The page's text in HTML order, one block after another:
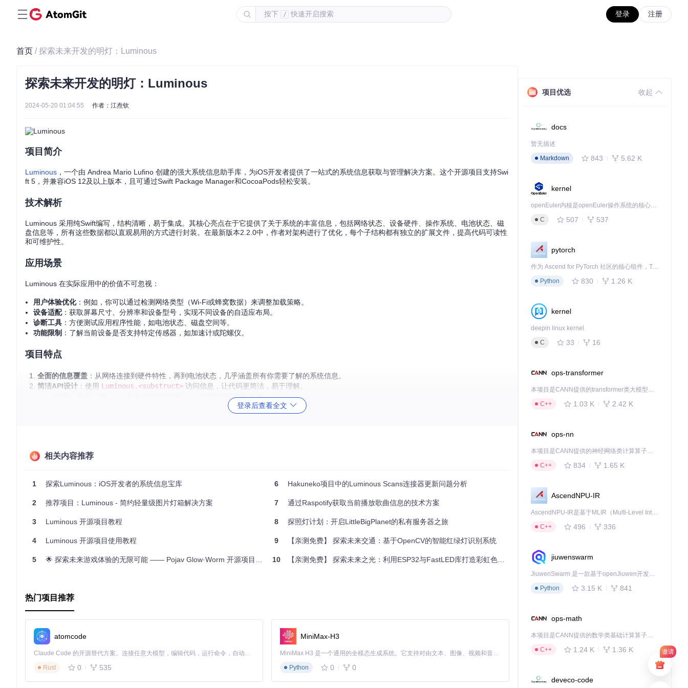
按下 / 快速开启搜索 登录 注册
邀请
首页 / 探索未来开发的明灯：Luminous
探索未来开发的明灯：Luminous
2024-05-20 01:04:55 作者：江焘钦
项目简介
Luminous ，一个由 Andrea Mario Lufino 创建的强大系统信息助手库，为iOS开发者提供了一站式的系统信息获取与管理解决方案。这个开源项目支持Swi
ft 5，并兼容iOS 12及以上版本，且可通过Swift Package Manager和CocoaPods轻松安装。
技术解析
Luminous 采用纯Swift编写，结构清晰，易于集成。其核心亮点在于它提供了关于系统的丰富信息，包括网络状态、设备硬件、操作系统、电池状态、磁
盘信息等，所有这些数据都以直观易用的方式进行封装。在最新版本2.2.0中，作者对架构进行了优化，每个子结构都有独立的扩展文件，提高代码可读性
和可维护性。
应用场景
Luminous 在实际应用中的价值不可忽视：
用户体验优化：例如，你可以通过检测网络类型（Wi-Fi或蜂窝数据）来调整加载策略。
设备适配：获取屏幕尺寸、分辨率和设备型号，实现不同设备的自适应布局。
诊断工具 ：方便测试应用程序性能，如电池状态、磁盘空间等。
功能限制 ：了解当前设备是否支持特定传感器，如加速计或陀螺仪。
项目特点
全面的信息覆盖 ：从网络连接到硬件特性，再到电池状态，几乎涵盖所有你需要了解的系统信息。
简洁API设计 ：使用 Luminous.<substruct> 访问信息，让代码更简洁，易于理解。
：完全基于Swift，充分利用了语言特性，如静态函数和结构体。
：根据项目需求，自由选择需要的信息，避免不必要的资源消耗。
立即尝试Luminous
登录后查看全文
相关内容推荐
1 探索Luminous：iOS开发者的系统信息宝库
2 推荐项目：Luminous - 简约轻量级图片灯箱解决方案
3 Luminous 开源项目教程
4 Luminous 开源项目使用教程
5 🌟 探索未来游戏体验的无限可能 —— Pojav Glow·Worm 开源项目全面解析
6 Hakuneko项目中的Luminous Scans连接器更新问题分析
7 通过Raspotify获取当前播放歌曲信息的技术方案
8 探照灯计划：开启LittleBigPlanet的私有服务器之旅
9 【亲测免费】 探索未来交通：基于OpenCV的智能红绿灯识别系统
10 【亲测免费】 探索未来之光：利用ESP32与FastLED库打造彩虹色WS2812灯带项目
热门项目推荐
atomcode
Claude Code 的开源替代方案。连接任意大模型，编辑代码，运行命令，自动验证 — 全自动执行。用 Rust 构建，极致性能。 ｜ An open-source alternative to Claude Code. Connect any LLM, edit code, run commands, and verify changes — autonomously. Built in Rust for speed. Get Started
Rust
0 535
MiniMax-H3
MiniMax H3 是一个通用的全模态生成系统。它支持对由文本、图像、视频和音频组成的多模态上下文进行统一理解，并能生成分辨率高达 2K、时长可达 15 秒的带原生立体声音频的视频。得益于面向任务泛化的系统设计，H3 在预训练阶段就已具备广泛的多模态上下文理解与生成能力，能够出色地执行复杂的多模态指令。
Python
0 0
项目优选 收起
docs
暂无描述
Markdown
843 5.62 K
kernel
openEuler内核是openEuler操作系统的核心，既是系统性能与稳定性的基石，也是连接处理器、设备与服务的桥梁。
C
507 537
pytorch
作为 Ascend for PyTorch 社区的核心组件，TorchNPU 是昇腾专为 PyTorch 打造的深度学习适配插件，使 PyTorch 框架能够直接调用昇腾 NPU，为开发者提供昇腾 AI 处理器的超强算力。
Python
830 1.26 K
kernel
deepin linux kernel
C
33 16
ops-transformer
本项目是CANN提供的transformer类大模型算子库，实现网络在NPU上加速计算。
C++
1.03 K 2.42 K
ops-nn
本项目是CANN提供的神经网络类计算算子库，实现网络在NPU上加速计算。
C++
834 1.65 K
AscendNPU-IR
AscendNPU-IR是基于MLIR（Multi-Level Intermediate Representation）构建的，面向昇腾亲和算子编译时使用的中间表示，提供昇腾完备表达能力，通过编译优化提升昇腾AI处理器计算效率，支持通过生态框架使能昇腾AI处理器与深度调优
C++
496 336
jiuwenswarm
JiuwenSwarm 是一款基于openJiuwen开发的智能AI Agent，它能够将大语言模型的强大能力，通过你日常使用的各类通讯应用，直接延伸至你的指尖。
Python
3.15 K 841
ops-math
本项目是CANN提供的数学类基础计算算子库，实现网络在NPU上加速计算。
C++
1.24 K 1.36 K
deveco-code